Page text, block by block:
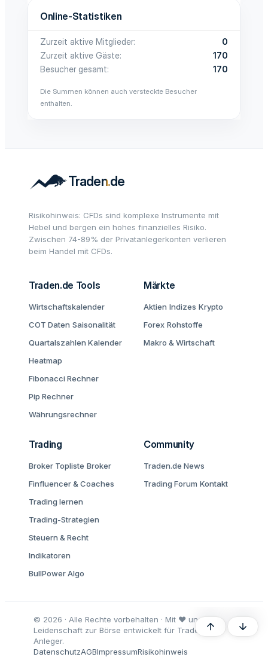
Online-Statistiken
Zurzeit aktive Mitglieder
0
Zurzeit aktive Gäste
170
Besucher gesamt
170
Die Summen können auch versteckte Besucher
enthalten.
Risikohinweis: CFDs sind komplexe Instrumente mit
Hebel und bergen ein hohes finanzielles Risiko.
Zwischen 74-89% der Privatanlegerkonten verlieren
beim Handel mit CFDs.
Traden.de Tools
Wirtschaftskalender
COT Daten Saisonalität
Quartalszahlen Kalender
Heatmap
Fibonacci Rechner
Pip Rechner
Währungsrechner
Märkte
Aktien Indizes Krypto
Forex Rohstoffe
Makro & Wirtschaft
Trading
Broker Topliste Broker
Finfluencer & Coaches
Trading lernen
Trading-Strategien
Steuern & Recht
Indikatoren
BullPower Algo
Community
Traden.de News
Trading Forum Kontakt
© 2026 · Alle Rechte vorbehalten · Mit ♥ und
Leidenschaft zur Börse entwickelt für Trader und
Anleger.
DatenschutzAGBImpressumRisikohinweis
Oben Unten